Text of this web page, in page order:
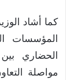
كما أشاد
المؤسسات
الحضاري
مواصلة